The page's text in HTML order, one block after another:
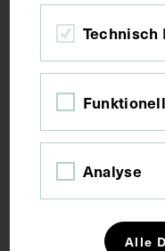
Bildmaß 8,6 x 14 cm
Schlagwörter
Medizingeschichte
Technisch
Funktionell
Analyse
Alle